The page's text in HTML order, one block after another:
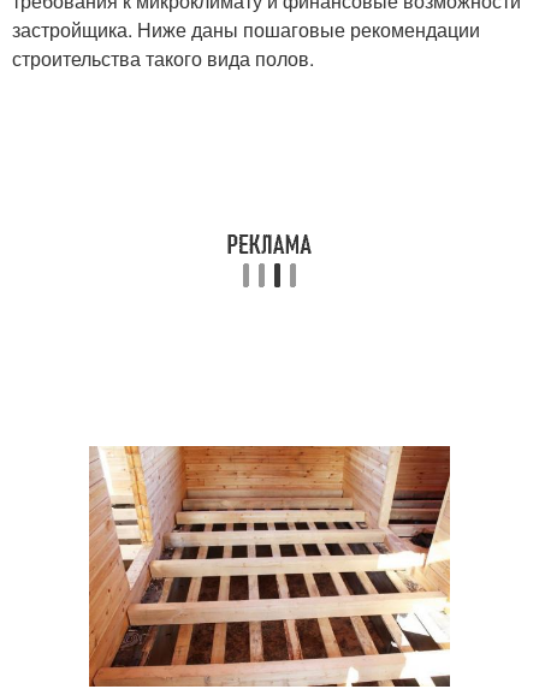
застройщика. Ниже даны пошаговые рекомендации
строительства такого вида полов.